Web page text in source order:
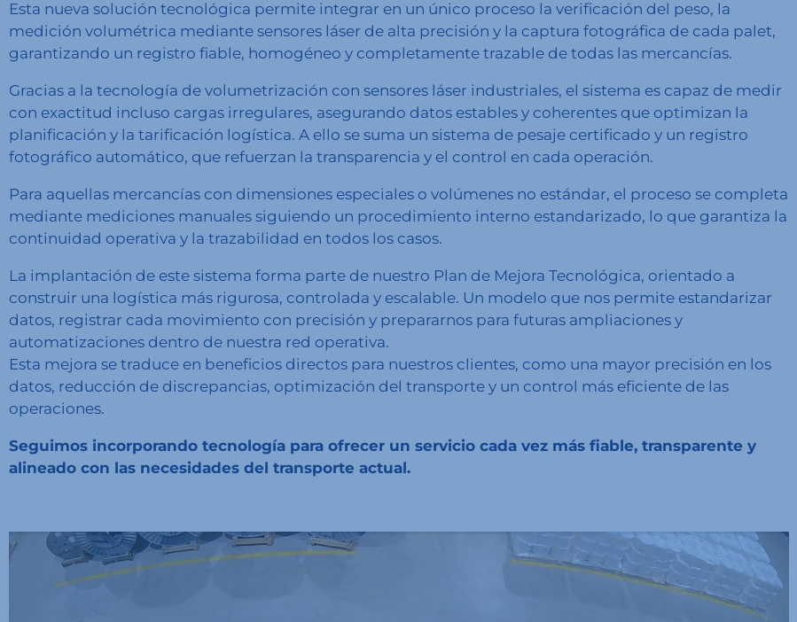
Esta nueva solución tecnológica permite integrar en un único proceso la verificación del peso, la
medición volumétrica mediante sensores láser de alta precisión y la captura fotográfica de cada palet,
garantizando un registro fiable, homogéneo y completamente trazable de todas las mercancías.
Gracias a la tecnología de volumetrización con sensores láser industriales, el sistema es capaz de medir
con exactitud incluso cargas irregulares, asegurando datos estables y coherentes que optimizan la
planificación y la tarificación logística. A ello se suma un sistema de pesaje certificado y un registro
fotográfico automático, que refuerzan la transparencia y el control en cada operación.
Para aquellas mercancías con dimensiones especiales o volúmenes no estándar, el proceso se completa
mediante mediciones manuales siguiendo un procedimiento interno estandarizado, lo que garantiza la
continuidad operativa y la trazabilidad en todos los casos.
La implantación de este sistema forma parte de nuestro Plan de Mejora Tecnológica, orientado a
construir una logística más rigurosa, controlada y escalable. Un modelo que nos permite estandarizar
datos, registrar cada movimiento con precisión y prepararnos para futuras ampliaciones y
automatizaciones dentro de nuestra red operativa.
Esta mejora se traduce en beneficios directos para nuestros clientes, como una mayor precisión en los
datos, reducción de discrepancias, optimización del transporte y un control más eficiente de las
operaciones.
Seguimos incorporando tecnología para ofrecer un servicio cada vez más fiable, transparente y
alineado con las necesidades del transporte actual.
Reproductor
de